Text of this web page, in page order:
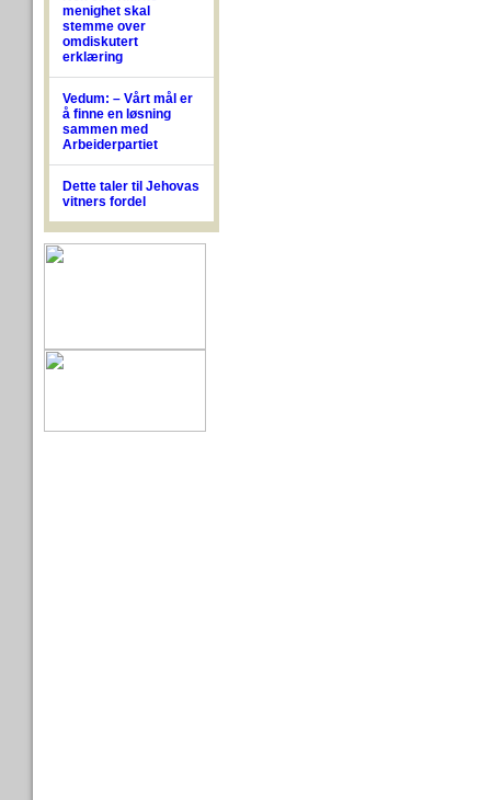
menighet skal
stemme over
omdiskutert
erklæring
Vedum: – Vårt mål er
å finne en løsning
sammen med
Arbeiderpartiet
Dette taler til Jehovas
vitners fordel